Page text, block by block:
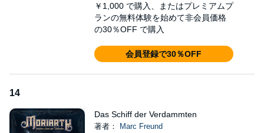
￥1,000 で購入、またはプレミアムプ
ランの無料体験を始めて非会員価格
の30％OFF で購入
会員登録で30％OFF
14
Das Schiff der Verdammten
著者：
Marc Freund